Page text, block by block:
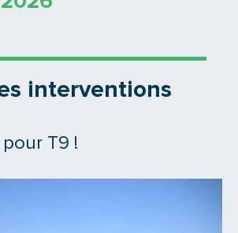
interventions
T9 !